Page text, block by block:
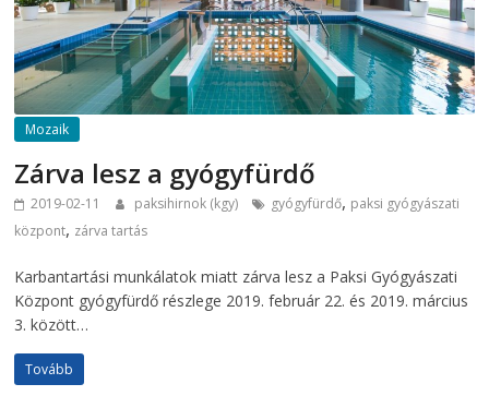
Mozaik
Zárva lesz a gyógyfürdő
2019-02-11 paksihirnok (kgy) gyógyfürdő, paksi gyógyászati
központ, zárva tartás
Karbantartási munkálatok miatt zárva lesz a Paksi Gyógyászati
Központ gyógyfürdő részlege 2019. február 22. és 2019. március
3. között…
Tovább